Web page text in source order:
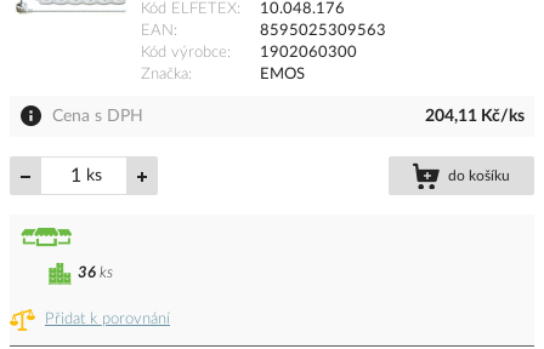
Kód ELFETEX
10.048.176
EAN
8595025309563
Kód výrobce
1902060300
Značka
EMOS
Cena s DPH 204,11 Kč/ks
ks do košíku
Přidat k porovnání
36 ks